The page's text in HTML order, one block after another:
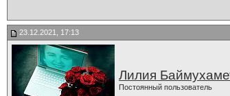
23.12.2021, 17:13
Лилия
Постоянный пользователь